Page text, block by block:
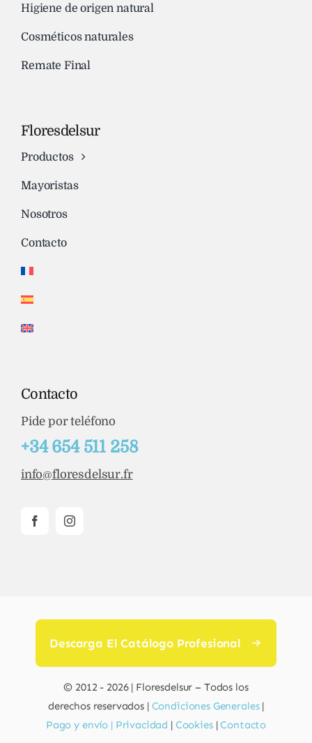
Higiene de origen natural
Cosméticos naturales
Remate Final
Floresdelsur
Productos
Mayoristas
Nosotros
Contacto
Contacto
Pide por teléfono
+34 654 511 258
info@floresdelsur.fr
Descarga El Catálogo Profesional
© 2012 - 2026 | Floresdelsur – Todos los
derechos reservados | Condiciones Generales|
Pago y envío | Privacidad | Cookies|Contacto